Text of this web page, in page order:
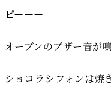
ピーーー
オーブンのブザー音が鳴
ショコラシフォンは焼